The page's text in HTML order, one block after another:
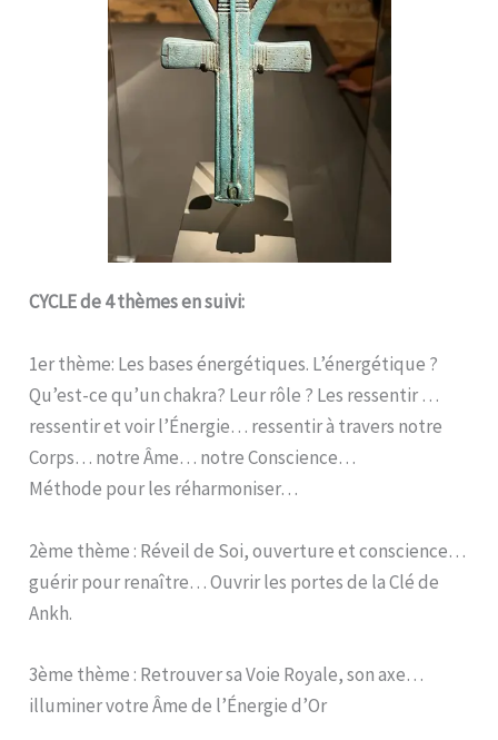
CYCLE de 4 thèmes en suivi:
1er thème: Les bases énergétiques. L’énergétique ?
Qu’est-ce qu’un chakra? Leur rôle ? Les ressentir …
ressentir et voir l’Énergie… ressentir à travers notre
Corps… notre Âme… notre Conscience…
Méthode pour les réharmoniser…
2ème thème : Réveil de Soi, ouverture et conscience…
guérir pour renaître… Ouvrir les portes de la Clé de
Ankh.
3ème thème : Retrouver sa Voie Royale, son axe…
illuminer votre Âme de l’Énergie d’Or